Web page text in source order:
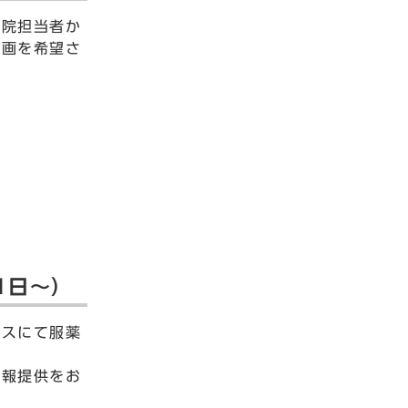
担当者か
を希望さ
〜）
にて服薬
提供をお